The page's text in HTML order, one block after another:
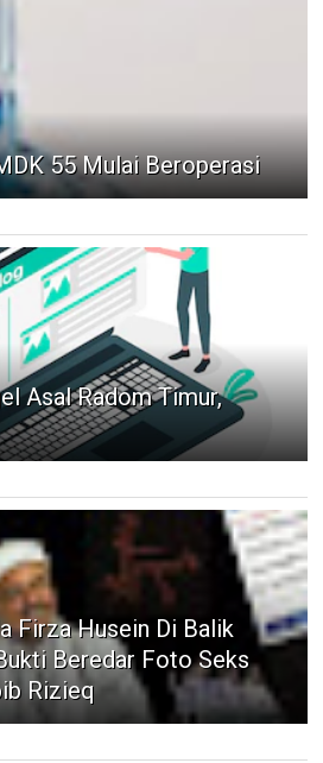
55 Mulai Beroperasi
Asal Radom Timur,
Firza Husein Di Balik
Beredar Foto Seks
Rizieq